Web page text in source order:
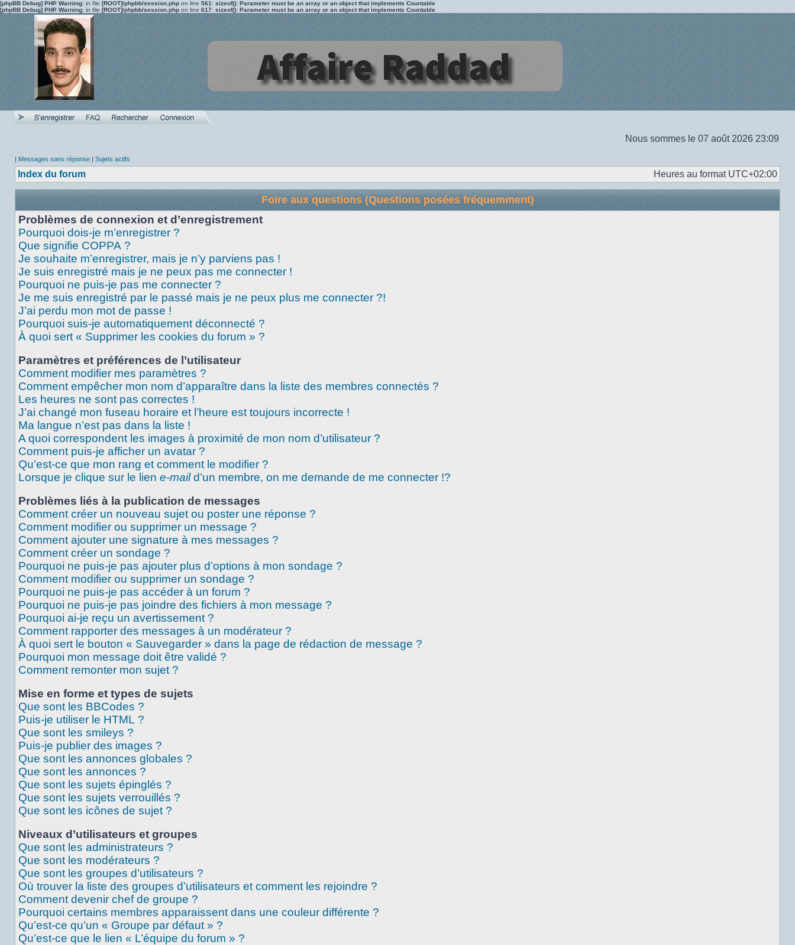
[phpBB Debug] PHP Warning: in file [ROOT]/phpbb/session.php on line 561 : sizeof(): Parameter must be an array or an object that implements Countable
[phpBB Debug] PHP Warning: in file [ROOT]/phpbb/session.php on line 617: sizeof(): Parameter must be an array or an object that implements Countable
Nous sommes le 07 août 2026 23:09
| Messages sans réponse | Sujets actifs
Index du forum Heures au format UTC+02:00
Foire aux questions (Questions posées fréquemment)
Problèmes de connexion et d’enregistrement
Pourquoi dois-je m’enregistrer ?
Que signifie COPPA ?
Je souhaite m’enregistrer, mais je n’y parviens pas !
Je suis enregistré mais je ne peux pas me connecter !
Pourquoi ne puis-je pas me connecter ?
Je me suis enregistré par le passé mais je ne peux plus me connecter ?!
J’ai perdu mon mot de passe !
Pourquoi suis-je automatiquement déconnecté ?
À quoi sert « Supprimer les cookies du forum » ?
Paramètres et préférences de l’utilisateur
Comment modifier mes paramètres ?
Comment empêcher mon nom d’apparaître dans la liste des membres connectés ?
Les heures ne sont pas correctes !
J’ai changé mon fuseau horaire et l’heure est toujours incorrecte !
Ma langue n’est pas dans la liste !
A quoi correspondent les images à proximité de mon nom d’utilisateur ?
Comment puis-je afficher un avatar ?
Qu’est-ce que mon rang et comment le modifier ?
Lorsque je clique sur le lien e-maild’un membre, on me demande de me connecter !?
Problèmes liés à la publication de messages
Comment créer un nouveau sujet ou poster une réponse ?
Comment modifier ou supprimer un message ?
Comment ajouter une signature à mes messages ?
Comment créer un sondage ?
Pourquoi ne puis-je pas ajouter plus d’options à mon sondage ?
Comment modifier ou supprimer un sondage ?
Pourquoi ne puis-je pas accéder à un forum ?
Pourquoi ne puis-je pas joindre des fichiers à mon message ?
Pourquoi ai-je reçu un avertissement ?
Comment rapporter des messages à un modérateur ?
À quoi sert le bouton « Sauvegarder » dans la page de rédaction de message ?
Pourquoi mon message doit être validé ?
Comment remonter mon sujet ?
Mise en forme et types de sujets
Que sont les BBCodes ?
Puis-je utiliser le HTML ?
Que sont les smileys ?
Puis-je publier des images ?
Que sont les annonces globales ?
Que sont les annonces ?
Que sont les sujets épinglés ?
Que sont les sujets verrouillés ?
Que sont les icônes de sujet ?
Niveaux d’utilisateurs et groupes
Que sont les administrateurs ?
Que sont les modérateurs ?
Que sont les groupes d’utilisateurs ?
Où trouver la liste des groupes d’utilisateurs et comment les rejoindre ?
Comment devenir chef de groupe ?
Pourquoi certains membres apparaissent dans une couleur différente ?
Qu’est-ce qu’un « Groupe par défaut » ?
Qu’est-ce que le lien « L’équipe du forum » ?